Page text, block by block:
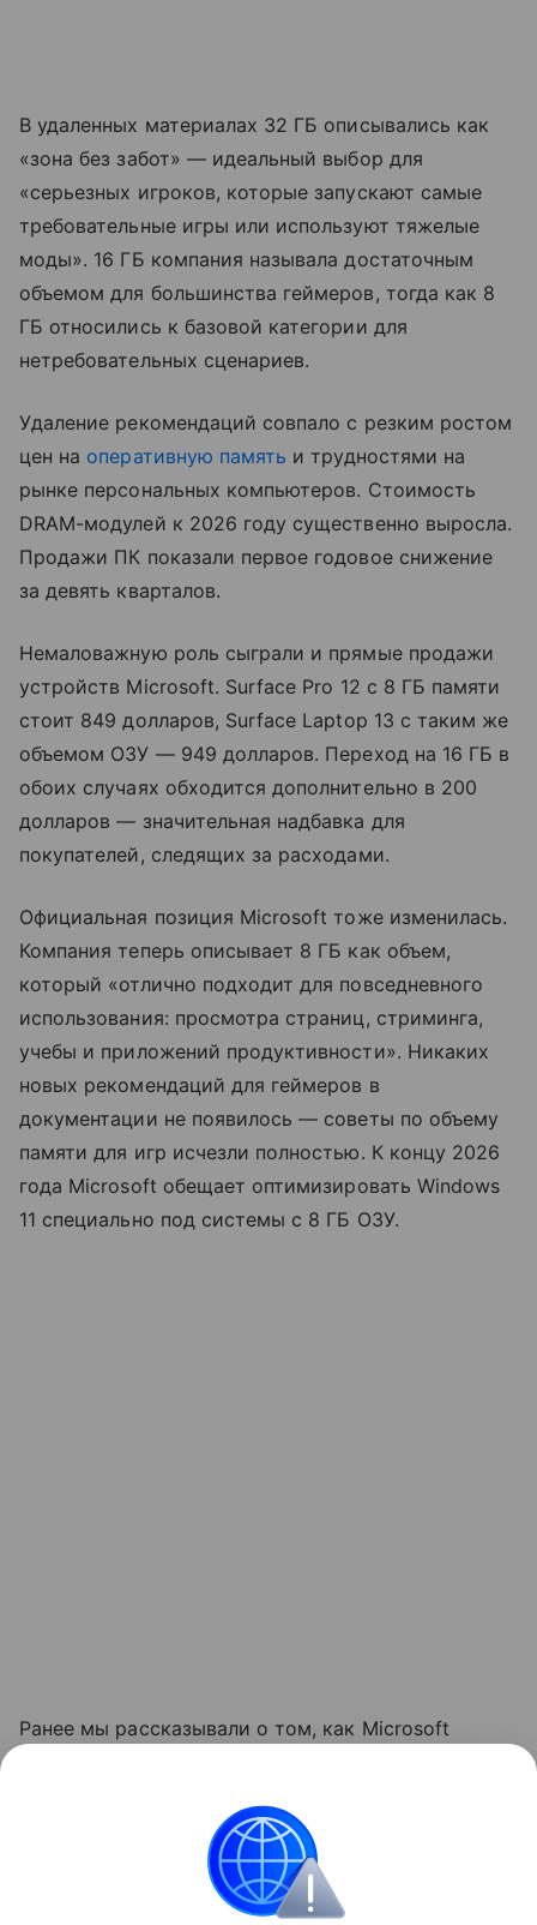
В удаленных материалах 32 ГБ описывались как
«зона без забот» — идеальный выбор для
«серьезных игроков, которые запускают самые
требовательные игры или используют тяжелые
моды». 16 ГБ компания называла достаточным
объемом для большинства геймеров, тогда как 8
ГБ относились к базовой категории для
нетребовательных сценариев.
Удаление рекомендаций совпало с резким ростом
цен на оперативную память и трудностями на
рынке персональных компьютеров. Стоимость
DRAM-модулей к 2026 году существенно выросла.
Продажи ПК показали первое годовое снижение
за девять кварталов.
Немаловажную роль сыграли и прямые продажи
устройств Microsoft. Surface Pro 12 с 8 ГБ памяти
стоит 849 долларов, Surface Laptop 13 с таким же
объемом ОЗУ — 949 долларов. Переход на 16 ГБ в
обоих случаях обходится дополнительно в 200
долларов — значительная надбавка для
покупателей, следящих за расходами.
Официальная позиция Microsoft тоже изменилась.
Компания теперь описывает 8 ГБ как объем,
который «отлично подходит для повседневного
использования: просмотра страниц, стриминга,
учебы и приложений продуктивности». Никаких
новых рекомендаций для геймеров в
документации не появилось — советы по объему
памяти для игр исчезли полностью. К концу 2026
года Microsoft обещает оптимизировать Windows
11 специально под системы с 8 ГБ ОЗУ.
Ранее мы рассказывали о том, как Microsoft
минимальную планку до 16 ГБ.
Microsoft